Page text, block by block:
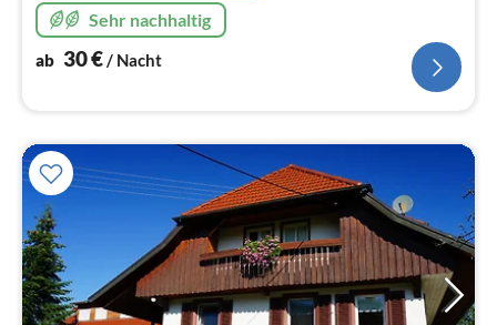
Sehr nachhaltig
ab 30€/ Nacht